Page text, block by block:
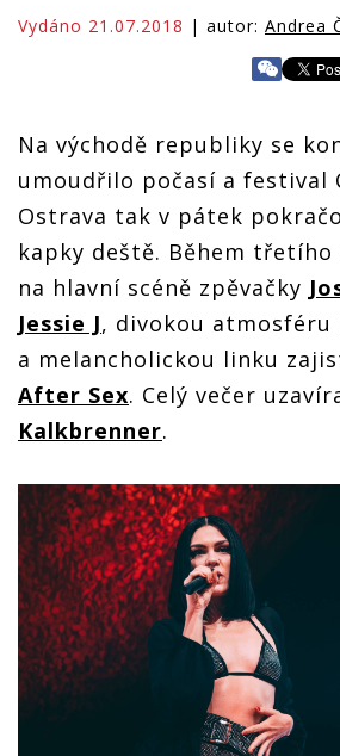
Vydáno 21.07.2018 | autor: Andrea
Na východě republiky se
umoudřilo počasí a festival
Ostrava tak v pátek
kapky deště. Během
na hlavní scéně zpěvačky
Jessie J, divokou atmosféru
a melancholickou linku
After Sex. Celý večer
Kalkbrenner.